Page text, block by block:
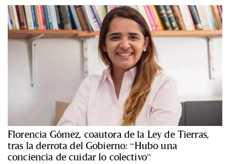
Florencia Gómez, coautora de la Ley de Tierras,
tras la derrota del Gobierno: “Hubo una
conciencia de cuidar lo colectivo”